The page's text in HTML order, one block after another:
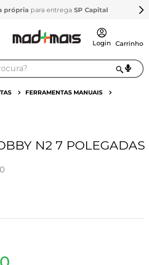
própria para entrega SP Capital
FERRAMENTAS MANUAIS
N2 7 POLEGADAS
naval